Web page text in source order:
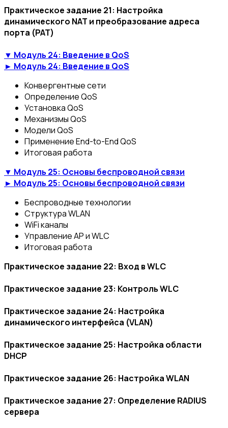
Практическое задание 21: Настройка
динамического NAT и преобразование адреса
порта (PAT)
▼ Модуль 24: Введение в QoS
► Модуль 24: Введение в QoS
Конвергентные сети
Определение QoS
Установка QoS
Механизмы QoS
Модели QoS
Применение End-to-End QoS
Итоговая работа
▼ Модуль 25: Основы беспроводной связи
► Модуль 25: Основы беспроводной связи
Беспроводные технологии
Структура WLAN
WiFi каналы
Управление AP и WLC
Итоговая работа
Практическое задание 22: Вход в WLC
Практическое задание 23: Контроль WLC
Практическое задание 24: Настройка
динамического интерфейса (VLAN)
Практическое задание 25: Настройка области
DHCP
Практическое задание 26: Настройка WLAN
Практическое задание 27: Определение RADIUS
сервера